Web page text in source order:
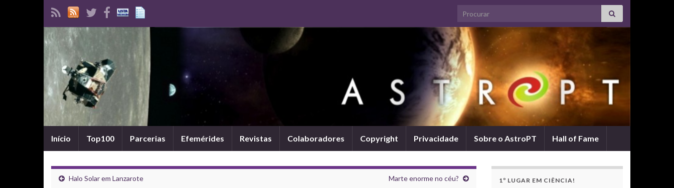
Search for:
Início Top100 Parcerias Efemérides Revistas Colaboradores Copyright Privacidade Sobre o AstroPT Hall of Fame
Halo Solar em Lanzarote Marte enorme no céu? 1º LUGAR EM CIÊNCIA!